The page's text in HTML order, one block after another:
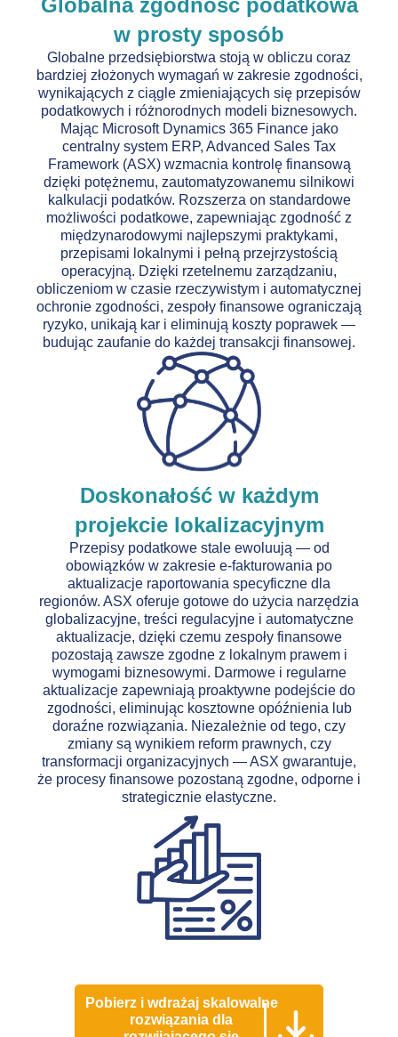
Globalna zgodność podatkowa
w prosty sposób
Globalne przedsiębiorstwa stoją w obliczu coraz
bardziej złożonych wymagań w zakresie zgodności,
wynikających z ciągle zmieniających się przepisów
podatkowych i różnorodnych modeli biznesowych.
Mając Microsoft Dynamics 365 Finance jako
centralny system ERP, Advanced Sales Tax
Framework (ASX) wzmacnia kontrolę finansową
dzięki potężnemu, zautomatyzowanemu silnikowi
kalkulacji podatków. Rozszerza on standardowe
możliwości podatkowe, zapewniając zgodność z
międzynarodowymi najlepszymi praktykami,
przepisami lokalnymi i pełną przejrzystością
operacyjną. Dzięki rzetelnemu zarządzaniu,
obliczeniom w czasie rzeczywistym i automatycznej
ochronie zgodności, zespoły finansowe ograniczają
ryzyko, unikają kar i eliminują koszty poprawek —
budując zaufanie do każdej transakcji finansowej.
Doskonałość w każdym
projekcie lokalizacyjnym
Przepisy podatkowe stale ewoluują — od
obowiązków w zakresie e-fakturowania po
aktualizacje raportowania specyficzne dla
regionów. ASX oferuje gotowe do użycia narzędzia
globalizacyjne, treści regulacyjne i automatyczne
aktualizacje, dzięki czemu zespoły finansowe
pozostają zawsze zgodne z lokalnym prawem i
wymogami biznesowymi. Darmowe i regularne
aktualizacje zapewniają proaktywne podejście do
zgodności, eliminując kosztowne opóźnienia lub
doraźne rozwiązania. Niezależnie od tego, czy
zmiany są wynikiem reform prawnych, czy
transformacji organizacyjnych — ASX gwarantuje,
że procesy finansowe pozostaną zgodne, odporne i
strategicznie elastyczne.
Pobierz i wdrażaj skalowalne
rozwiązania dla